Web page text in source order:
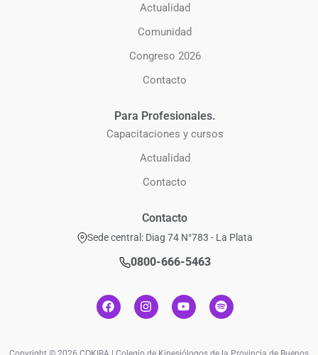
Actualidad
Comunidad
Congreso 2026
Contacto
Para Profesionales.
Capacitaciones y cursos
Actualidad
Contacto
Contacto
Sede central: Diag 74 N°783 - La Plata
0800-666-5463